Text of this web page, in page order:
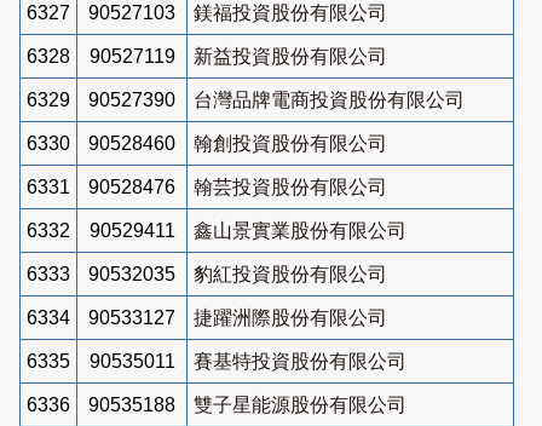
6327 90527103 鎂福投資股份有限公司
6328 90527119 新益投資股份有限公司
6329 90527390 台灣品牌電商投資股份有限公司
6330 90528460 翰創投資股份有限公司
6331 90528476 翰芸投資股份有限公司
6332 90529411 鑫山景實業股份有限公司
6333 90532035 豹紅投資股份有限公司
6334 90533127 捷躍洲際股份有限公司
6335 90535011 賽基特投資股份有限公司
6336 90535188 雙子星能源股份有限公司